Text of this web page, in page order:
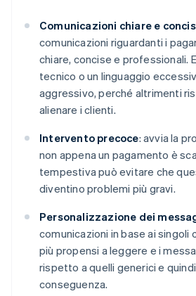
Comunicazioni chiare e
comunicazioni riguardanti i
chiare, concise e professionali.
tecnico o un linguaggio
aggressivo, perché altrimenti
alienare i clienti.
Intervento precoce: avvia la
non appena un pagamento è
tempestiva può evitare che
diventino problemi più gravi.
Personalizzazione dei
comunicazioni in base ai singoli
più propensi a leggere e i
rispetto a quelli generici e
conseguenza.